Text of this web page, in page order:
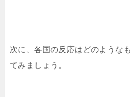
次に、各国の反応はどのような
てみましょう。